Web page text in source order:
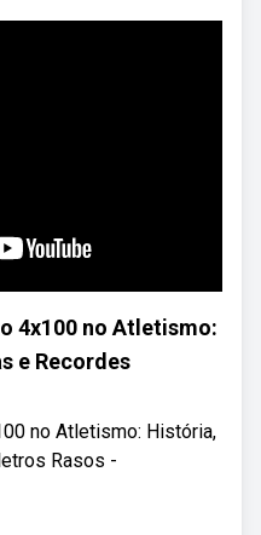
4x100 no Atletismo:
e Recordes
no Atletismo: História,
Rasos -